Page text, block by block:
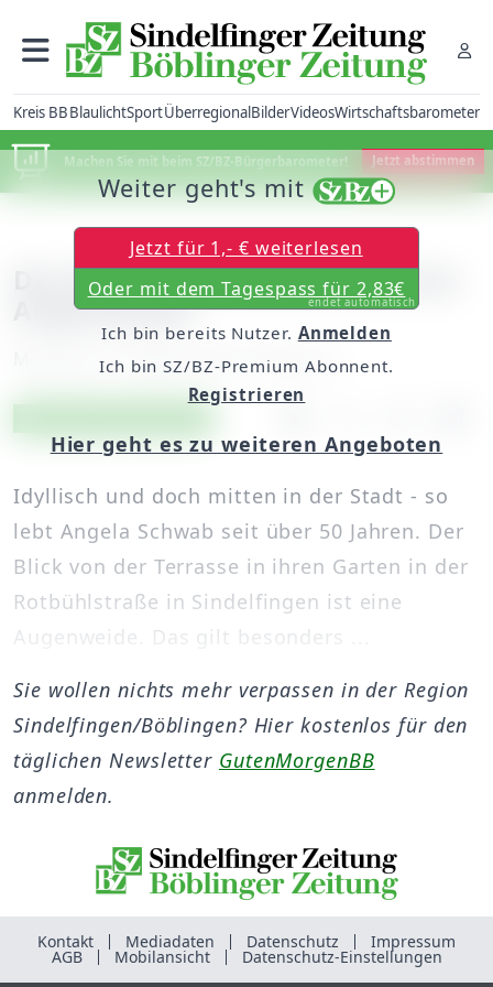
Kreis BBBlaulichtSportÜberregionalBilderVideosWirtschaftsbarometer
Machen Sie mit beim SZ/BZ-Bürgerbarometer! Jetzt abstimmen
Der Blick in den Garten ist eine
Augenweide
Montag, 13. August 2007, 00:00 Uhr
Idyllisch und doch mitten in der Stadt - so
lebt Angela Schwab seit über 50 Jahren. Der
Blick von der Terrasse in ihren Garten in der
Rotbühlstraße in Sindelfingen ist eine
Augenweide. Das gilt besonders ...
Weiter geht's mit
Jetzt für 1,- € weiterlesen
Oder mit dem Tagespass für 2,83€
endet automatisch
Ich bin bereits Nutzer. Anmelden
Ich bin SZ/BZ-Premium Abonnent.
Registrieren
Hier geht es zu weiteren Angeboten
Sie wollen nichts mehr verpassen in der Region
Sindelfingen/Böblingen? Hier kostenlos für den
täglichen Newsletter GutenMorgenBB
anmelden.
Kontakt Mediadaten Datenschutz Impressum
AGB Mobilansicht Datenschutz-Einstellungen